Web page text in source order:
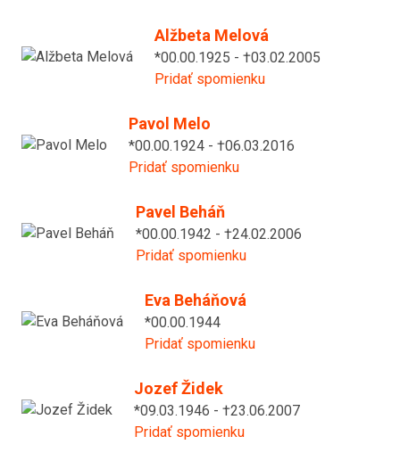
Alžbeta Melová
*00.00.1925 - †03.02.2005
Pridať spomienku
Pavol Melo
*00.00.1924 - †06.03.2016
Pridať spomienku
Pavel Beháň
*00.00.1942 - †24.02.2006
Pridať spomienku
Eva Beháňová
*00.00.1944
Pridať spomienku
Jozef Židek
*09.03.1946 - †23.06.2007
Pridať spomienku